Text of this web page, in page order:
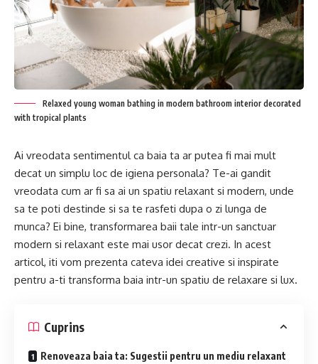
Relaxed young woman bathing in modern bathroom interior decorated
with tropical plants
Ai vreodata sentimentul ca baia ta ar putea fi mai mult
decat un simplu loc de igiena personala? Te-ai gandit
vreodata cum ar fi sa ai un spatiu relaxant si modern, unde
sa te poti destinde si sa te rasfeti dupa o zi lunga de
munca? Ei bine, transformarea baii tale intr-un sanctuar
modern si relaxant este mai usor decat crezi. In acest
articol, iti vom prezenta cateva idei creative si inspirate
pentru a-ti transforma baia intr-un spatiu de relaxare si lux.
Cuprins
Renoveaza baia ta: Sugestii pentru un mediu relaxant